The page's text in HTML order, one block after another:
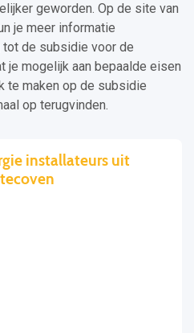
geworden. Op de site van
je meer informatie
de subsidie voor de
je mogelijk aan bepaalde eisen
te maken op de subsidie
op terugvinden.
installateurs uit